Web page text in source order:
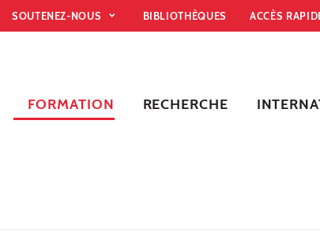
SOUTENEZ-NOUS BIBLIOTHÈQUES ACCÈS
FORMATION RECHERCHE